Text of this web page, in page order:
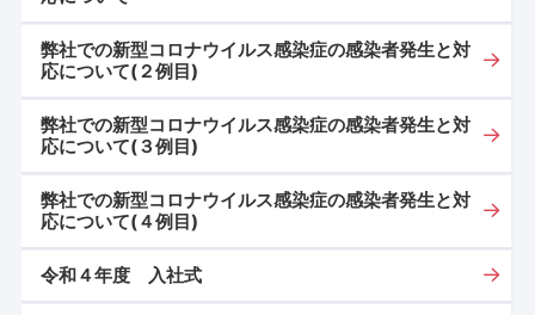
弊社での新型コロナウイルス感染症の感染者発生と対
応について(２例目)
弊社での新型コロナウイルス感染症の感染者発生と対
応について(３例目)
弊社での新型コロナウイルス感染症の感染者発生と対
応について(４例目)
令和４年度 入社式